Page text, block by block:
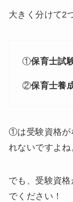
大きく分けて2
①保育士試
②保育士養
①は受験資格が
れないです
でも、受験資
でください！